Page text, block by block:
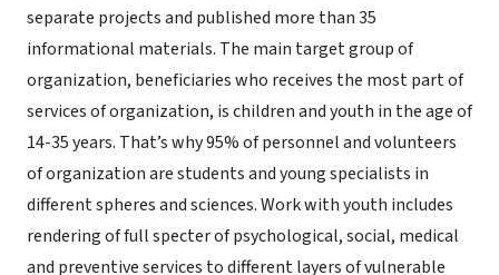
separate projects and published more than 35
informational materials. The main target group of
organization, beneficiaries who receives the most part of
services of organization, is children and youth in the age of
14-35 years. That’s why 95% of personnel and volunteers
of organization are students and young specialists in
different spheres and sciences. Work with youth includes
rendering of full specter of psychological, social, medical
and preventive services to different layers of vulnerable